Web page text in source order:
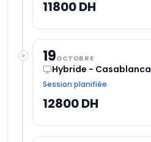
11800 DH
19OCTOBRE
Hybride - Casablanca
Session planifiée
12800 DH